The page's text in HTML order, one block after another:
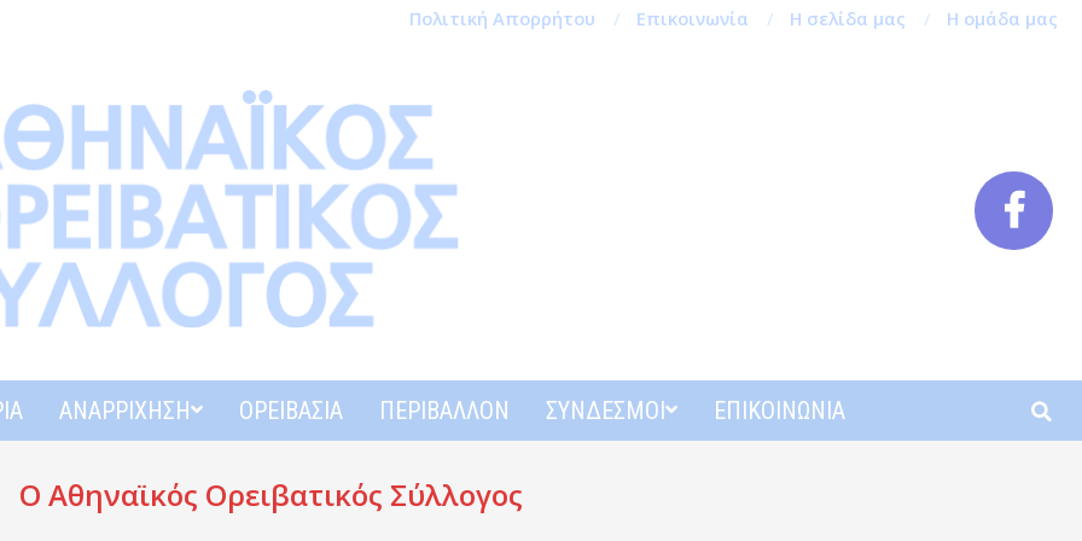
Πολιτική Απορρήτου Επικοινωνία Η σελίδα μας Η ομάδα μας
ΑΝΑΡΡΊΧΗΣΗ ΟΡΕΙΒΑΣΊΑ ΠΕΡΙΒΆΛΛΟΝ ΣΎΝΔΕΣΜΟΙ ΕΠΙΚΟΙΝΩΝΊΑ
Ο Αθηναϊκός Ορειβατικός Σύλλογος